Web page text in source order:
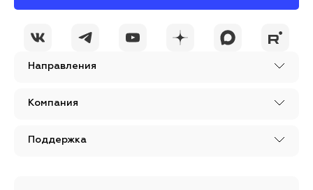
Направления
Компания
Поддержка